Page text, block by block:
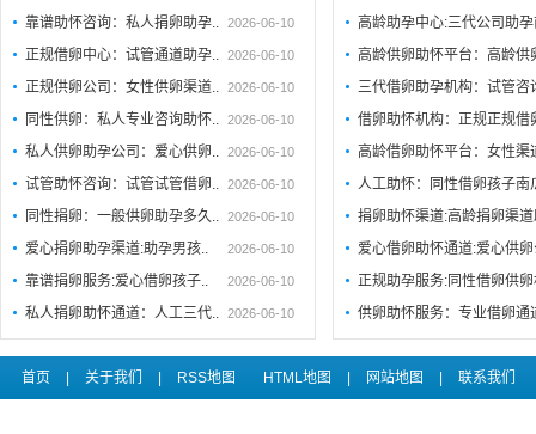
靠谱助怀咨询：私人捐卵助孕.. 2026-06-10
正规借卵中心：试管通道助孕.. 2026-06-10
正规供卵公司：女性供卵渠道.. 2026-06-10
同性供卵：私人专业咨询助怀.. 2026-06-10
私人供卵助孕公司：爱心供卵.. 2026-06-10
试管助怀咨询：试管试管借卵.. 2026-06-10
同性捐卵：一般供卵助孕多久.. 2026-06-10
爱心捐卵助孕渠道:助孕男孩.. 2026-06-10
靠谱捐卵服务:爱心借卵孩子.. 2026-06-10
私人捐卵助怀通道：人工三代.. 2026-06-10
高龄助孕中心:三代公司助
高龄供卵助怀平台：高龄
三代借卵助孕机构：试管
借卵助怀机构：正规正规
高龄借卵助怀平台：女性
人工助怀：同性借卵孩子南
捐卵助怀渠道:高龄捐卵渠
爱心借卵助怀通道:爱心供
正规助孕服务:同性借卵供
供卵助怀服务：专业借卵
首页 关于我们 RSS地图 HTML地图 网站地图 联系我们